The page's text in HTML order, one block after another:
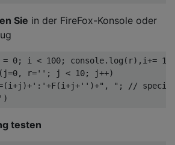
Sie in der FireFox-Konsole oder
0; i < 100; console.log(r),i+=
r=''; j < 10; j++)
"; //
testen